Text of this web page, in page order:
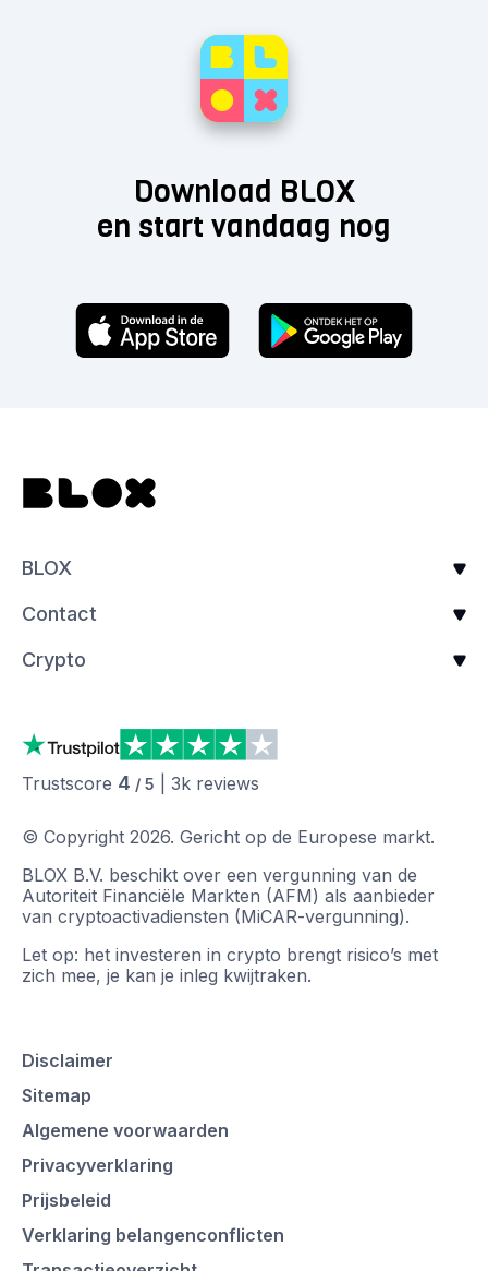
Download BLOX
en start vandaag nog
BLOX
Contact
Crypto
Trustscore 4 / 5 3k reviews
© Copyright 2026. Gericht op de Europese markt.
BLOX B.V. beschikt over een vergunning van de
Autoriteit Financiële Markten (AFM) als aanbieder
van cryptoactivadiensten (MiCAR-vergunning).
Let op: het investeren in crypto brengt risico’s met
zich mee, je kan je inleg kwijtraken.
Disclaimer
Sitemap
Algemene voorwaarden
Privacyverklaring
Prijsbeleid
Verklaring belangenconflicten